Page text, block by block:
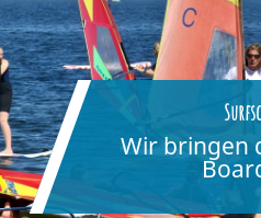
Wir bringen